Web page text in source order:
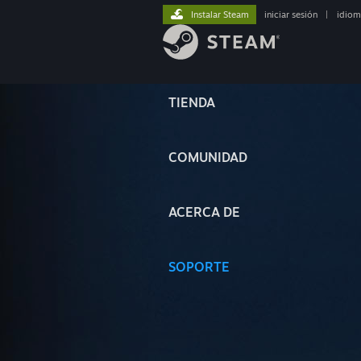
TIENDA
COMUNIDAD
ACERCA DE
SOPORTE
Instalar Steam iniciar sesión